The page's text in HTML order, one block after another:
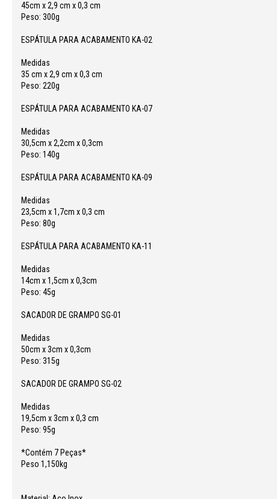
45cm x 2,9 cm x 0,3 cm
Peso: 300g
ESPÁTULA PARA ACABAMENTO KA-02
Medidas
35 cm x 2,9 cm x 0,3 cm
Peso: 220g
ESPÁTULA PARA ACABAMENTO KA-07
Medidas
30,5cm x 2,2cm x 0,3cm
Peso: 140g
ESPÁTULA PARA ACABAMENTO KA-09
Medidas
23,5cm x 1,7cm x 0,3 cm
Peso: 80g
ESPÁTULA PARA ACABAMENTO KA-11
Medidas
14cm x 1,5cm x 0,3cm
Peso: 45g
SACADOR DE GRAMPO SG-01
Medidas
50cm x 3cm x 0,3cm
Peso: 315g
SACADOR DE GRAMPO SG-02
Medidas
19,5cm x 3cm x 0,3 cm
Peso: 95g
*Contém 7 Peças*
Peso 1,150kg